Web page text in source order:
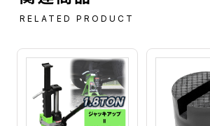
RELATED PRODUCT